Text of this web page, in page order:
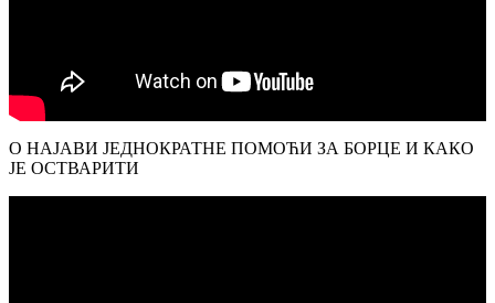
О НАЈАВИ ЈЕДНОКРАТНЕ ПОМОЋИ ЗА БОРЦЕ И КАКО
ЈЕ ОСТВАРИТИ